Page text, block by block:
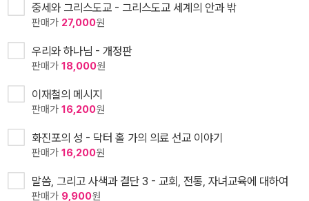
중세와 그리스도교 - 그리스도교 세계의 안과 밖
판매가 27,000원
우리와 하나님 - 개정판
판매가 18,000원
이재철의 메시지
판매가 16,200원
화진포의 성 - 닥터 홀 가의 의료 선교 이야기
판매가 16,200원
말씀, 그리고 사색과 결단 3 - 교회, 전통, 자녀교육에 대하여
판매가 9,900원